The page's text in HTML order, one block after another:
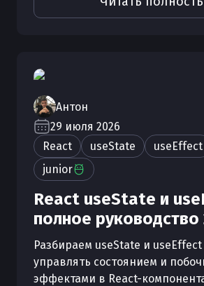
Антон
29 июля 2026
React
useState useEffect
junior
React useState и
полное руководство
Разбираем useState и useEffect
управлять состоянием и
эффектами в React-